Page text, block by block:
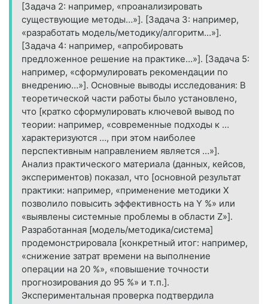
[Задача 2: например, «проанализировать
существующие методы…»]. [Задача 3: например,
«разработать модель/методику/алгоритм…»].
[Задача 4: например, «апробировать
предложенное решение на практике…»]. [Задача 5:
например, «сформулировать рекомендации по
внедрению…»]. Основные выводы исследования: В
теоретической части работы было установлено,
что [кратко сформулировать ключевой вывод по
теории: например, «современные подходы к …
характеризуются …, при этом наиболее
перспективным направлением является …»].
Анализ практического материала (данных, кейсов,
экспериментов) показал, что [основной результат
практики: например, «применение методики X
позволило повысить эффективность на Y %» или
«выявлены системные проблемы в области Z»].
Разработанная [модель/методика/система]
продемонстрировала [конкретный итог: например,
«снижение затрат времени на выполнение
операции на 20 %», «повышение точности
прогнозирования до 95 %» и т. п.].
Экспериментальная проверка подтвердила